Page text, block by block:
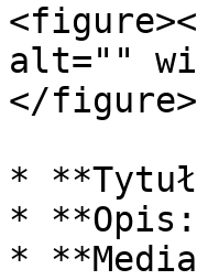
alt=""
</figure>
*
*
*